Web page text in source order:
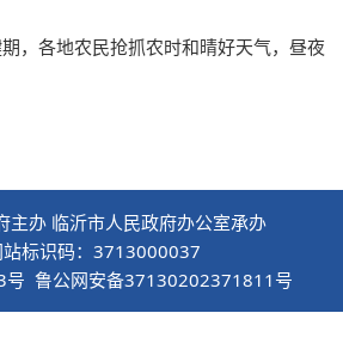
，各地农民抢抓农时和晴好天气，昼夜
主办 临沂市人民政府办公室承办
站标识码：3713000037
号 鲁公网安备37130202371811号